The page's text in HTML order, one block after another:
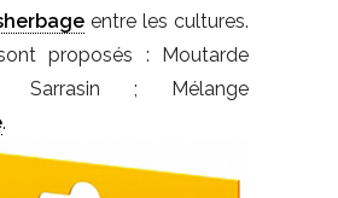
entre les cultures.
proposés : Moutarde
Sarrasin ; Mélange
.